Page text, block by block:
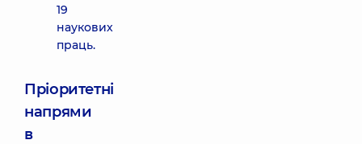
19
наукових
праць.
Пріоритетні
напрями
в